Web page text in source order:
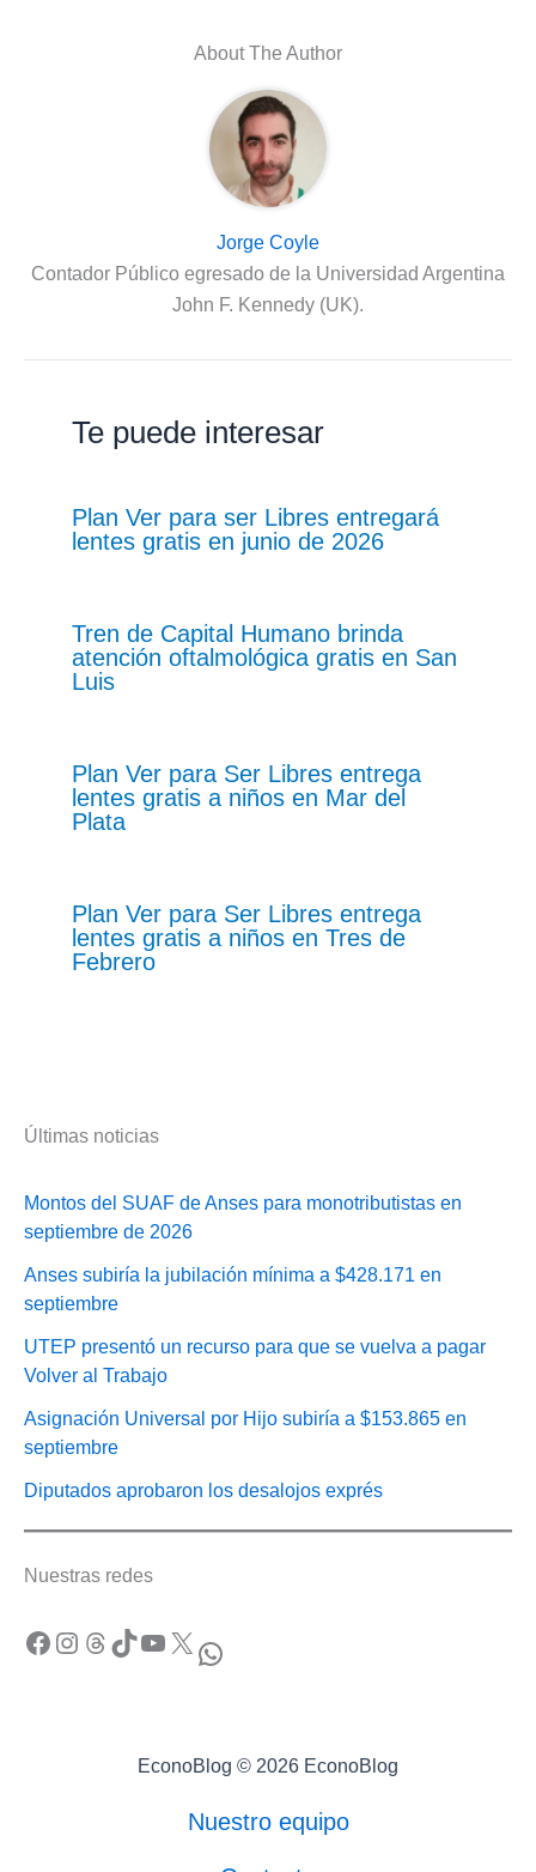
About The Author
Jorge Coyle
Contador Público egresado de la Universidad Argentina
John F. Kennedy (UK).
Te puede interesar
Plan Ver para ser Libres entregará
lentes gratis en junio de 2026
Tren de Capital Humano brinda
atención oftalmológica gratis en San
Luis
Plan Ver para Ser Libres entrega
lentes gratis a niños en Mar del
Plata
Plan Ver para Ser Libres entrega
lentes gratis a niños en Tres de
Febrero
Últimas noticias
Montos del SUAF de Anses para monotributistas en
septiembre de 2026
Anses subiría la jubilación mínima a $428.171 en
septiembre
UTEP presentó un recurso para que se vuelva a pagar
Volver al Trabajo
Asignación Universal por Hijo subiría a $153.865 en
septiembre
Diputados aprobaron los desalojos exprés
Nuestras redes
Facebook Instagram Threads TikTok YouTube X WhatsApp
EconoBlog © 2026 EconoBlog
Nuestro equipo